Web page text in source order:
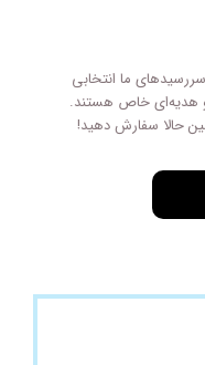
ما انتخابی
و هدیه‌ای خاص هستند.
حالا سفارش دهید!